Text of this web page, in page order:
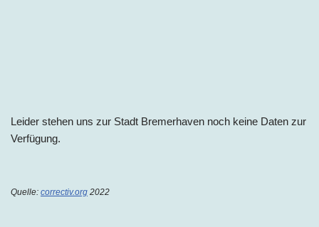
Leider stehen uns zur Stadt Bremerhaven noch keine Daten zur
Verfügung.
Quelle: correctiv.org 2022